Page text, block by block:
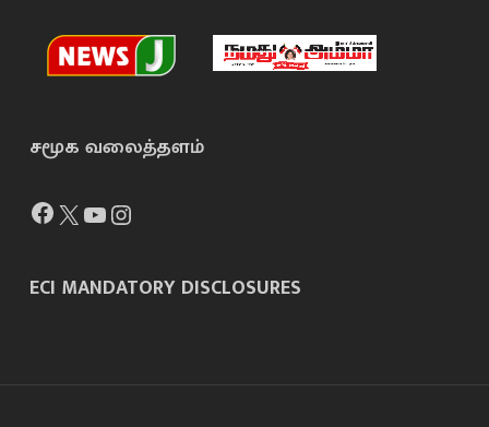
சமூக வலைத்தளம்
Facebook
X YouTube
ECI MANDATORY DISCLOSURES